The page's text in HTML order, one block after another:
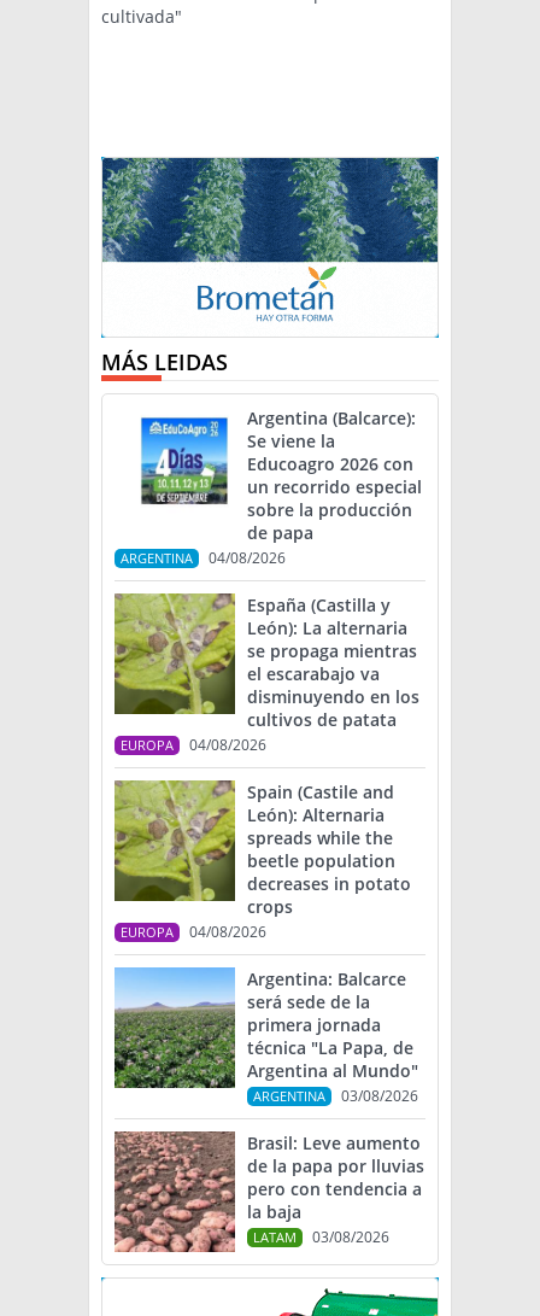
cultivada"
MÁS LEIDAS
Argentina (Balcarce):
Se viene la
Educoagro 2026 con
un recorrido especial
sobre la producción
de papa
ARGENTINA 04/08/2026
España (Castilla y
León): La alternaria
se propaga mientras
el escarabajo va
disminuyendo en los
cultivos de patata
EUROPA 04/08/2026
Spain (Castile and
León): Alternaria
spreads while the
beetle population
decreases in potato
crops
EUROPA 04/08/2026
Argentina: Balcarce
será sede de la
primera jornada
técnica "La Papa, de
Argentina al Mundo"
ARGENTINA 03/08/2026
Brasil: Leve aumento
de la papa por lluvias
pero con tendencia a
la baja
LATAM 03/08/2026